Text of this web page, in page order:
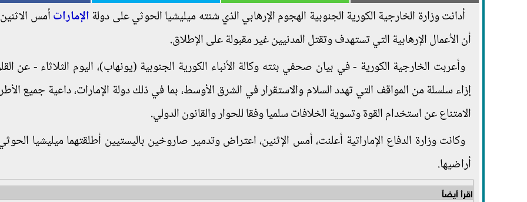
أدانت وزارة الخارجية الكورية الجنوبية الهجوم الإرهابي الذي شنته ميليشيا الحوثي على دولةالإماراتأمس
أن الأعمال الإرهابية التي تستهدف وتقتل المدنيين غير مقبولة على الإطلاق.
وأعربت الخارجية الكورية - في بيان صحفي بثته وكالة الأنباء الكورية الجنوبية (يونهاب)، اليوم الثلاثاء - عن
إزاء سلسلة من المواقف التي تهدد السلام والاستقرار في الشرق الأوسط، بما في ذلك دولة الإمارات، داعية جميع
الامتناع عن استخدام القوة وتسوية الخلافات سلميا وفقا للحوار والقانون الدولي.
وكانت وزارة الدفاع الإماراتية أعلنت، أمس الإثنين، اعتراض وتدمير صاروخين باليستيين أطلقتهما ميليشيا
أراضيها.
اقرأ أيضاً